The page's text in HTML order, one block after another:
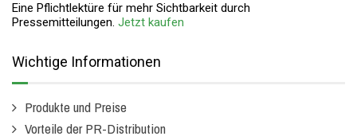
Eine Pflichtlektüre für mehr Sichtbarkeit durch
Pressemitteilungen. Jetzt kaufen
Wichtige Informationen
Produkte und Preise
Vorteile der PR-Distribution